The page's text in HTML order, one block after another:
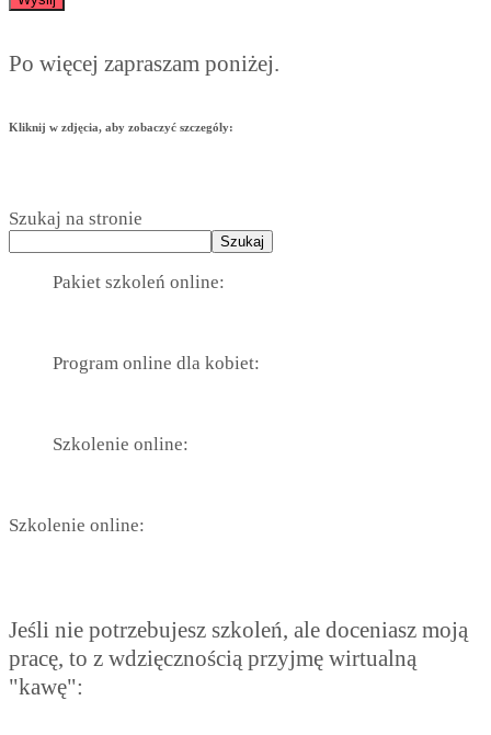
Po więcej zapraszam poniżej.
Kliknij w zdjęcia, aby zobaczyć szczególy:
Szukaj na stronie
Szukaj
Pakiet szkoleń online:
Program online dla kobiet:
Szkolenie online:
Szkolenie online:
Jeśli nie potrzebujesz szkoleń, ale doceniasz moją
pracę, to z wdzięcznością przyjmę wirtualną
"kawę":